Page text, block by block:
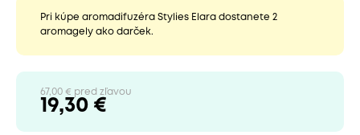
Pri kúpe aromadifuzéra Stylies Elara dostanete 2
aromagely ako darček.
67,00 € pred zľavou
19,30 €